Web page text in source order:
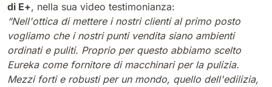
E100
1000 mm 7500 m²/h
E110-D
di E+, nella sua video testimonianza:
“Nell'ottica di mettere i nostri clienti al primo posto
vogliamo che i nostri punti vendita siano ambienti
ordinati e puliti. Proprio per questo abbiamo scelto
Eureka come fornitore di macchinari per la pulizia.
Mezzi forti e robusti per un mondo, quello dell'edilizia,